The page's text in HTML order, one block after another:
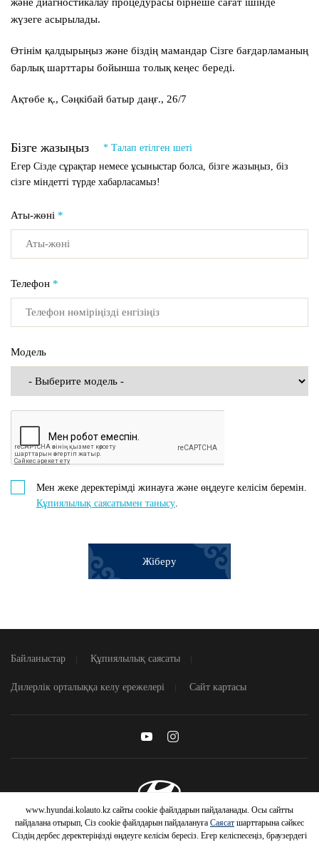
жүзеге асырылады.
Өтінім қалдырыңыз және біздің мамандар Сізге бағдарламаның
барлық шарттары бойынша толық кеңес береді.
Ақтөбе қ., Сәңкібай батыр даңғ., 26/7
Бізге жазыңыз
* Талап етілген шеті
Егер Сізде сұрақтар немесе ұсыныстар болса, бізге жазыңыз, біз
сізге міндетті түрде хабарласамыз!
Аты-жөні *
Телефон *
Модель
Мен жеке деректерімді жинауға және өңдеуге келісім беремін.
Құпиялылық саясатымен танысу.
Жіберу
Байланыстар Құпиялылық саясаты
Дилерлік орталыққа келу ережелері Сайт картасы
© 2026 Hyundai Motor Company
www.hyundai.kolauto.kz сайты cookie файлдарын пайдаланады. Осы сайтты
пайдалана отырып, Сіз cookie файлдарын пайдалануға Саясат шарттарына сәйкес
Сіздің дербес деректеріңізді өңдеуге келісім бересіз. Егер келіспесеңіз, браузердегі